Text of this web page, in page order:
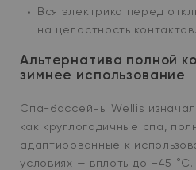
Вся электрика перед
на целостность контактов.
Альтернатива полной
зимнее использование
Спа-бассейны Wellis
как круглогодичные спа,
адаптированные к
условиях — вплоть до –45